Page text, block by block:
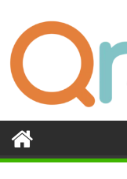
contenido